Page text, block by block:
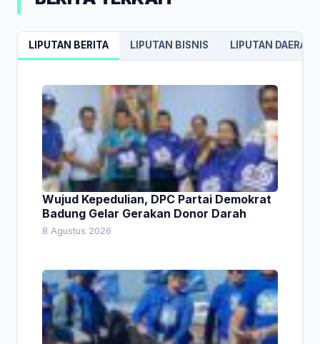
LIPUTAN BERITA LIPUTAN BISNIS LIPUTAN DAERAH
Wujud Kepedulian, DPC Partai Demokrat
Badung Gelar Gerakan Donor Darah
8 Agustus 2026